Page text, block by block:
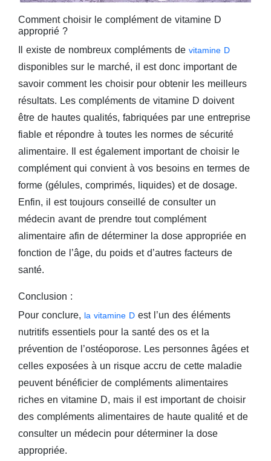
Comment choisir le complément de vitamine D
approprié ?
Il existe de nombreux compléments devitamine D
disponibles sur le marché, il est donc important de
savoir comment les choisir pour obtenir les meilleurs
résultats. Les compléments de vitamine D doivent
être de hautes qualités, fabriquées par une entreprise
fiable et répondre à toutes les normes de sécurité
alimentaire. Il est également important de choisir le
complément qui convient à vos besoins en termes de
forme (gélules, comprimés, liquides) et de dosage.
Enfin, il est toujours conseillé de consulter un
médecin avant de prendre tout complément
alimentaire afin de déterminer la dose appropriée en
fonction de l’âge, du poids et d’autres facteurs de
santé.
Conclusion :
Pour conclure, la vitamine Dest l’un des éléments
nutritifs essentiels pour la santé des os et la
prévention de l’ostéoporose. Les personnes âgées et
celles exposées à un risque accru de cette maladie
peuvent bénéficier de compléments alimentaires
riches en vitamine D, mais il est important de choisir
des compléments alimentaires de haute qualité et de
consulter un médecin pour déterminer la dose
appropriée.